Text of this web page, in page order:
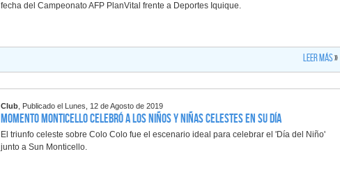
fecha del Campeonato AFP PlanVital frente a Deportes Iquique.
Leer más»
Club , Publicado el Lunes, 12 de Agosto de 2019
Momento Monticello celebró a los niños y niñas celestes en su día
El triunfo celeste sobre Colo Colo fue el escenario ideal para celebrar el 'Día del Niño'
junto a Sun Monticello.